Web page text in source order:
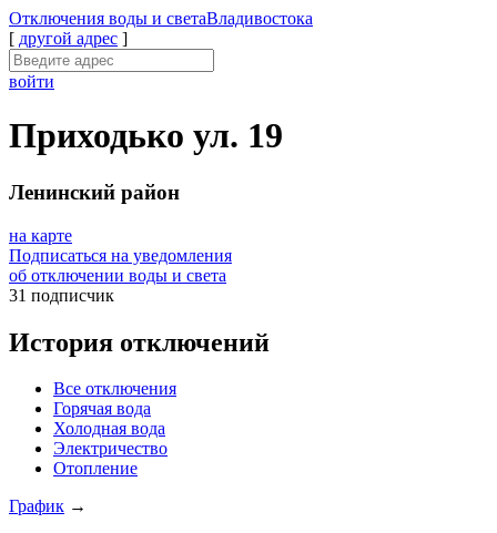
Отключения воды и светаВладивостока
[ другой адрес ]
войти
Приходько ул. 19
Ленинский район
на карте
Подписаться на уведомления
об отключении воды и света
31 подписчик
История отключений
Все отключения
Горячая вода
Холодная вода
Электричество
Отопление
График →